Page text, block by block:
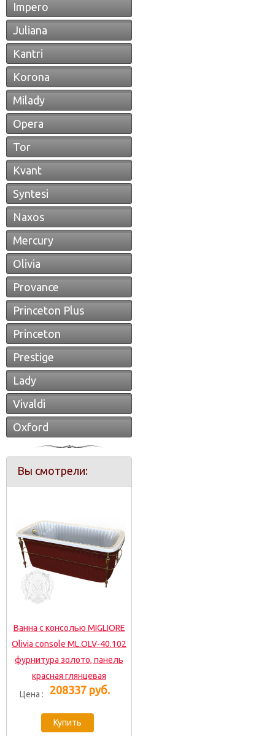
Impero
Juliana
Kantri
Korona
Milady
Opera
Tor
Kvant
Syntesi
Naxos
Mercury
Olivia
Provance
Princeton Plus
Princeton
Prestige
Lady
Vivaldi
Oxford
Вы смотрели:
Ванна с консолью MIGLIORE
Olivia console ML.OLV-40.102
фурнитура золото, панель
красная глянцевая
Цена :
208337 руб.